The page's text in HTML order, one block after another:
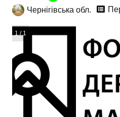
Чернігівська обл.
1 / 1